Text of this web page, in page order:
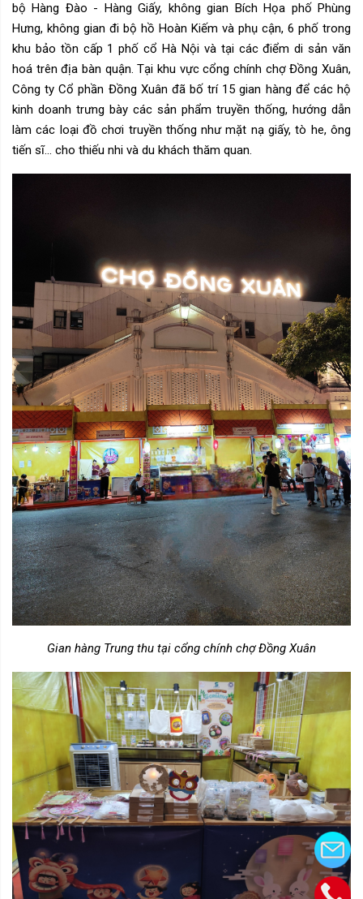
bộ Hàng Đào - Hàng Giấy, không gian Bích Họa phố Phùng
Hưng, không gian đi bộ hồ Hoàn Kiếm và phụ cận, 6 phố trong
khu bảo tồn cấp 1 phố cổ Hà Nội và tại các điểm di sản văn
hoá trên địa bàn quận. Tại khu vực cổng chính chợ Đồng Xuân,
Công ty Cổ phần Đồng Xuân đã bố trí 15 gian hàng để các hộ
kinh doanh trưng bày các sản phẩm truyền thống, hướng dẫn
làm các loại đồ chơi truyền thống như mặt nạ giấy, tò he, ông
tiến sĩ... cho thiếu nhi và du khách thăm quan.
Gian hàng Trung thu tại cổng chính chợ Đồng Xuân